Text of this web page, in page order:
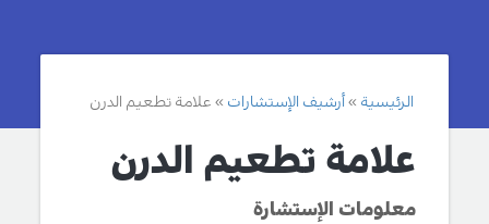
الرئيسية أرشيف الإستشارات علامة تطعيم الدرن
علامة تطعيم الدرن
معلومات الإستشارة